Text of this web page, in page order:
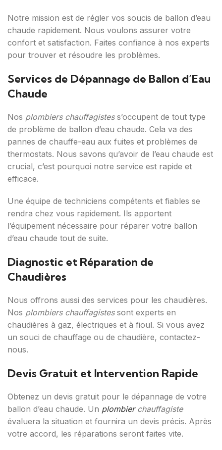
Notre mission est de régler vos soucis de ballon d’eau
chaude rapidement. Nous voulons assurer votre
confort et satisfaction. Faites confiance à nos experts
pour trouver et résoudre les problèmes.
Services de Dépannage de Ballon d’Eau
Chaude
Nos plombiers chauffagistess’occupent de tout type
de problème de ballon d’eau chaude. Cela va des
pannes de chauffe-eau aux fuites et problèmes de
thermostats. Nous savons qu’avoir de l’eau chaude est
crucial, c’est pourquoi notre service est rapide et
efficace.
Une équipe de techniciens compétents et fiables se
rendra chez vous rapidement. Ils apportent
l’équipement nécessaire pour réparer votre ballon
d’eau chaude tout de suite.
Diagnostic et Réparation de
Chaudières
Nous offrons aussi des services pour les chaudières.
Nos plombiers chauffagistessont experts en
chaudières à gaz, électriques et à fioul. Si vous avez
un souci de chauffage ou de chaudière, contactez-
nous.
Devis Gratuit et Intervention Rapide
Obtenez un devis gratuit pour le dépannage de votre
ballon d’eau chaude. Un plombierchauffagiste
évaluera la situation et fournira un devis précis. Après
votre accord, les réparations seront faites vite.